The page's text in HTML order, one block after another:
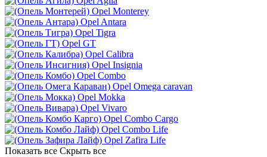
Opel Monterey
Opel Antara
Opel Tigra
Opel GT
Opel Calibra
Opel Insignia
Opel Combo
Opel Omega caravan
Opel Mokka
Opel Vivaro
Opel Combo Cargo
Opel Combo Life
Opel Zafira Life
Показать все Скрыть все